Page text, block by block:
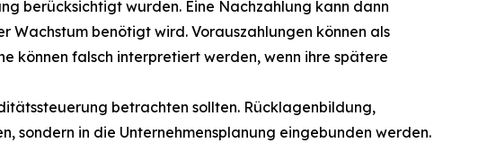
berücksichtigt wurden. Eine Nachzahlung kann dann
Wachstum benötigt wird. Vorauszahlungen können als
können falsch interpretiert werden, wenn ihre spätere
betrachten sollten. Rücklagenbildung,
sondern in die Unternehmensplanung eingebunden werden.